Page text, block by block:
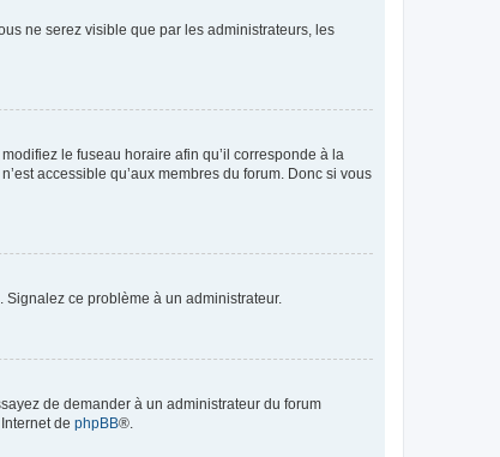
ne serez visible que par les administrateurs, les
le fuseau horaire afin qu’il corresponde à la
accessible qu’aux membres du forum. Donc si vous
Signalez ce problème à un administrateur.
de demander à un administrateur du forum
de phpBB®.